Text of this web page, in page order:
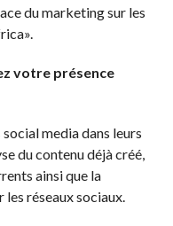
du marketing sur les
votre présence
media dans leurs
du contenu déjà créé,
ainsi que la
réseaux sociaux.